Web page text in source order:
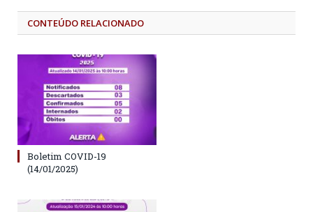
CONTEÚDO RELACIONADO
Boletim COVID-19
(14/01/2025)